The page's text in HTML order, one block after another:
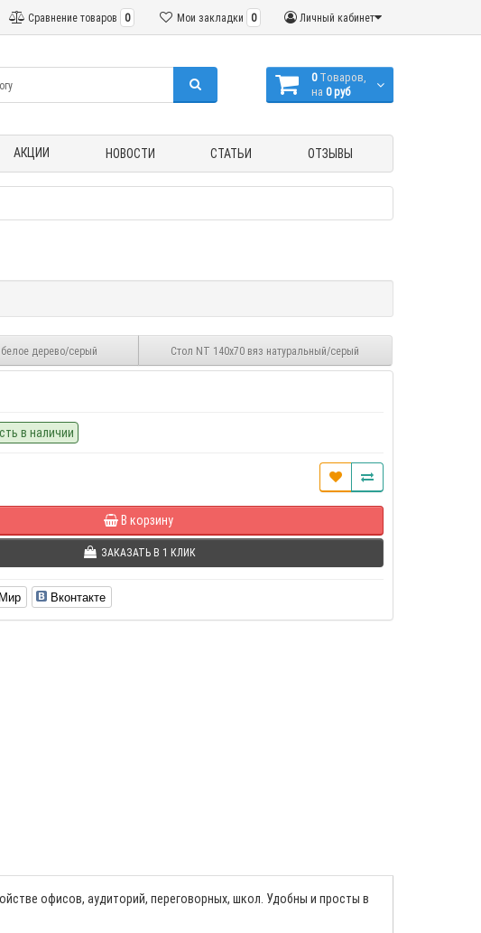
Личный кабинет
Мои закладки 0
Сравнение товаров 0
0 Tоваров,
на 0 руб
АКЦИИ НОВОСТИ СТАТЬИ ОТЗЫВЫ
дерево/серый Стол NT 140x70 вяз натуральный/серый
в наличии
В корзину
ЗАКАЗАТЬ В 1 КЛИК
Вконтакте
офисов, аудиторий, переговорных, школ. Удобны и просты в